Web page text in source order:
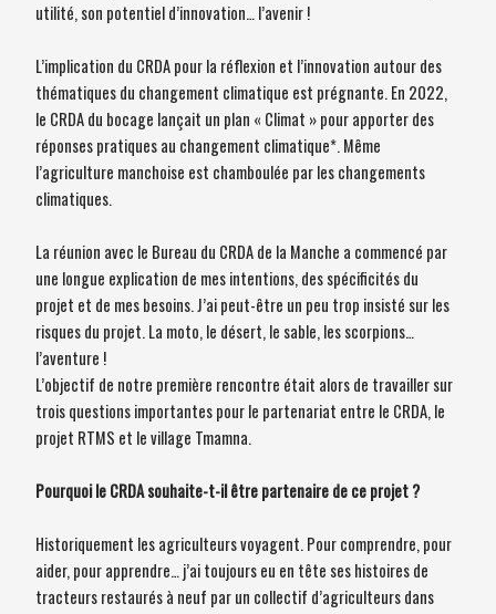
utilité, son potentiel d’innovation… l’avenir !
L’implication du CRDA pour la réflexion et l’innovation autour des
thématiques du changement climatique est prégnante. En 2022,
le CRDA du bocage lançait un plan « Climat » pour apporter des
réponses pratiques au changement climatique*. Même
l’agriculture manchoise est chamboulée par les changements
climatiques.
La réunion avec le Bureau du CRDA de la Manche a commencé par
une longue explication de mes intentions, des spécificités du
projet et de mes besoins. J’ai peut-être un peu trop insisté sur les
risques du projet. La moto, le désert, le sable, les scorpions…
l’aventure !
L’objectif de notre première rencontre était alors de travailler sur
trois questions importantes pour le partenariat entre le CRDA, le
projet RTMS et le village Tmamna.
Pourquoi le CRDA souhaite-t-il être partenaire de ce projet ?
Historiquement les agriculteurs voyagent. Pour comprendre, pour
aider, pour apprendre… j’ai toujours eu en tête ses histoires de
tracteurs restaurés à neuf par un collectif d’agriculteurs dans